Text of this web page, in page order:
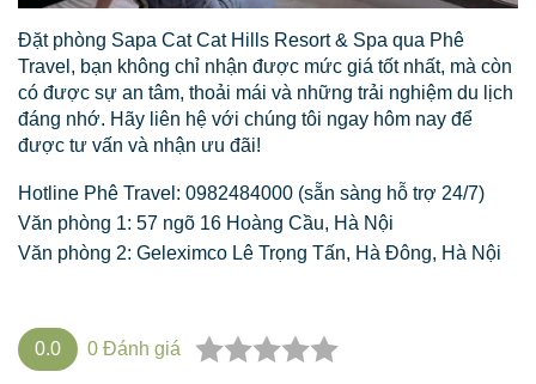
Đặt phòng Sapa Cat Cat Hills Resort & Spa qua Phê
Travel, bạn không chỉ nhận được mức giá tốt nhất, mà còn
có được sự an tâm, thoải mái và những trải nghiệm du lịch
đáng nhớ. Hãy liên hệ với chúng tôi ngay hôm nay để
được tư vấn và nhận ưu đãi!
Hotline Phê Travel: 0982484000 (sẵn sàng hỗ trợ 24/7)
Văn phòng 1: 57 ngõ 16 Hoàng Cầu, Hà Nội
Văn phòng 2: Geleximco Lê Trọng Tấn, Hà Đông, Hà Nội
0.0 0 Đánh giá